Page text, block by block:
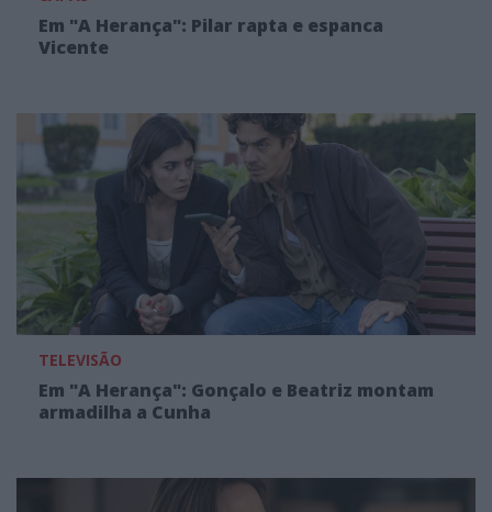
Em "A Herança": Pilar rapta e espanca
Vicente
TELEVISÃO
Em "A Herança": Gonçalo e Beatriz montam
armadilha a Cunha